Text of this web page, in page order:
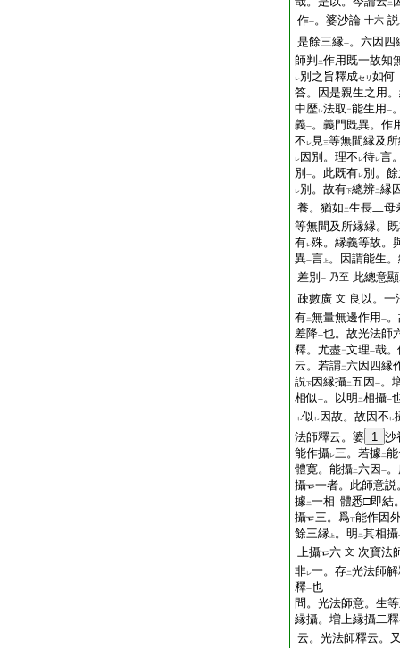
二
作一。婆沙論 十六 説
是餘三縁一。六因四
師判
二作用既一故知
レ別之旨釋成セリ 如何
答。因是親生之用
中歴レ法取 二能生用 一
義一。義門既異。作
不 レ 見三等無間縁及
レ 因別。理不 レ待レ言
別 一。此既有レ別。
レ別。故有下總辨二縁
養。猶如 二生長二母
等無間及所縁縁。
有レ殊。縁義等故。
異一言 上 。因謂能生
差別 一 乃至 此總意顯
疎數廣 文 良以。一
有二無量無邊作用 一
差降一也。故光法師
釋。尤盡二文理一哉
云。若謂二六因四縁
説下 因縁攝二五因 一。
相似一。以明 二相攝一
レ似 レ 因故。故因不 レ
法師釋云。婆 1 沙
能作攝レ三。若據二
體寛。能攝二六因 一
攝
一者。此師意
據二一相一體悉□即結
攝
三。爲下能作因
餘三縁 上 。明 二其相攝
上攝 六 文 次寶法
非レ一。存二光法師
釋一也
問。光法師意。生
縁攝。増上縁攝二釋
云。光法師釋云。